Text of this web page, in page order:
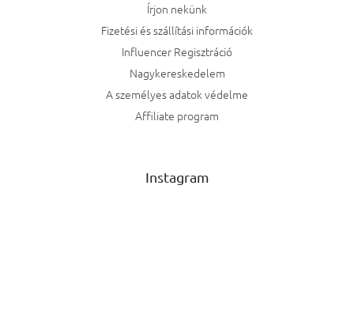
Írjon nekünk
Fizetési és szállítási információk
Influencer Regisztráció
Nagykereskedelem
A személyes adatok védelme
Affiliate program
Instagram